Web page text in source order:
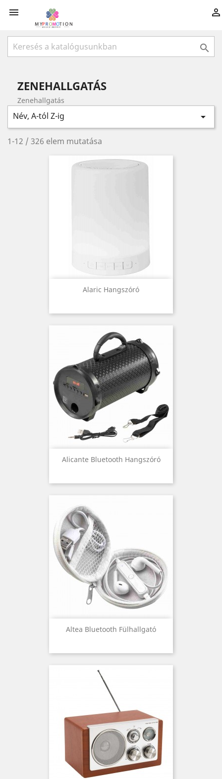
 

ZENEHALLGATÁS
Zenehallgatás
Név, A-tól Z-ig 
1-12 / 326 elem mutatása
Alaric Hangszóró
Alicante Bluetooth Hangszóró
Altea Bluetooth Fülhallgató